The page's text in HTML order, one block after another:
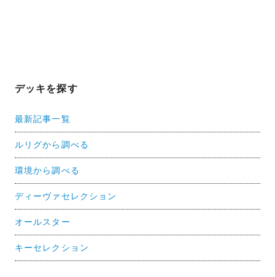
デッキを探す
最新記事一覧
ルリグから調べる
環境から調べる
ディーヴァセレクション
オールスター
キーセレクション